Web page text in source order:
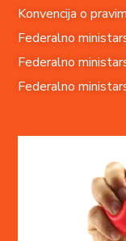
Konvencija o
Federalno
Federalno
Federalno